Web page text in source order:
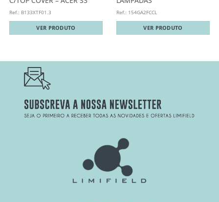
Ref.: B133XTF01.3
VER PRODUTO
Ref.: 154GA2FCCL
VER PRODUTO